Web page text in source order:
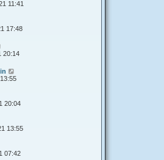
11:41
17:48
20:14
20:04
13:55
07:42